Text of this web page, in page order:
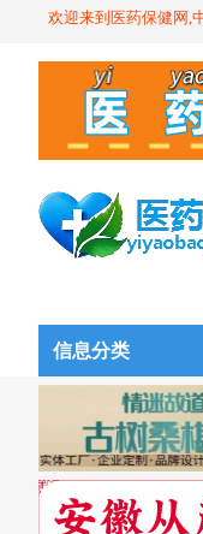
欢迎来到医药保健网,
信息分类